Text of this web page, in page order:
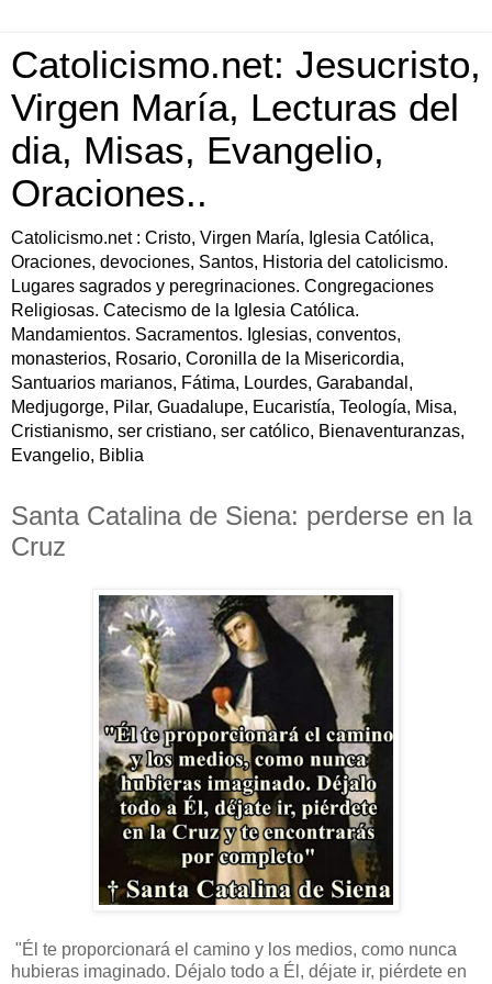
Catolicismo.net: Jesucristo,
Virgen María, Lecturas del
dia, Misas, Evangelio,
Oraciones..
Catolicismo.net : Cristo, Virgen María, Iglesia Católica,
Oraciones, devociones, Santos, Historia del catolicismo.
Lugares sagrados y peregrinaciones. Congregaciones
Religiosas. Catecismo de la Iglesia Católica.
Mandamientos. Sacramentos. Iglesias, conventos,
monasterios, Rosario, Coronilla de la Misericordia,
Santuarios marianos, Fátima, Lourdes, Garabandal,
Medjugorge, Pilar, Guadalupe, Eucaristía, Teología, Misa,
Cristianismo, ser cristiano, ser católico, Bienaventuranzas,
Evangelio, Biblia
Santa Catalina de Siena: perderse en la
Cruz
"Él te proporcionará el camino y los medios, como nunca
hubieras imaginado. Déjalo todo a Él, déjate ir, piérdete en